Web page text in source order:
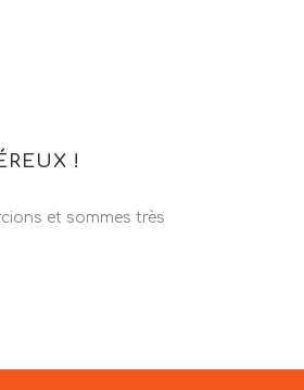
!
et sommes très